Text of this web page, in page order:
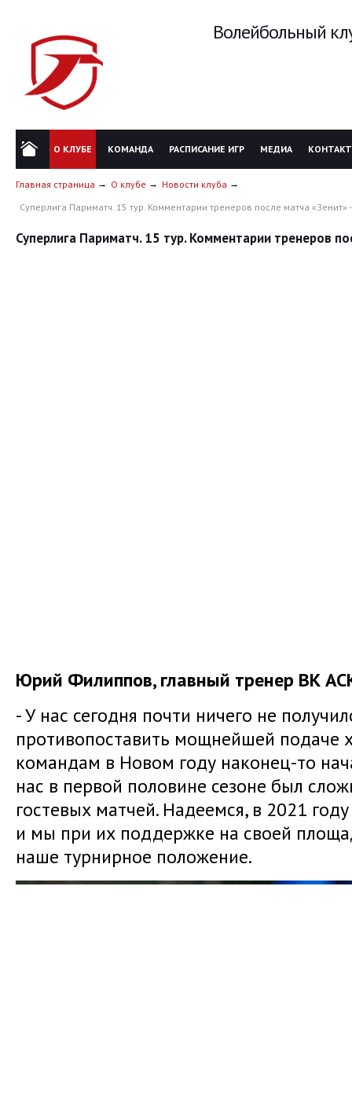
Волейбольный
О КЛУБЕ КОМАНДА РАСПИСАНИЕ ИГР МЕДИА
Главная страница О клубе
Новости клуба
Суперлига Париматч. 15 тур. Комментарии тренеров после матча «Зенит»
Суперлига Париматч. 15 тур. Комментарии тренеров
Юрий Филиппов, главный тренер ВК
- У нас сегодня почти ничего не
противопоставить мощнейшей подаче
командам в Новом году наконец-то
нас в первой половине сезоне был
гостевых матчей. Надеемся, в 2021
и мы при их поддержке на своей
наше турнирное положение.